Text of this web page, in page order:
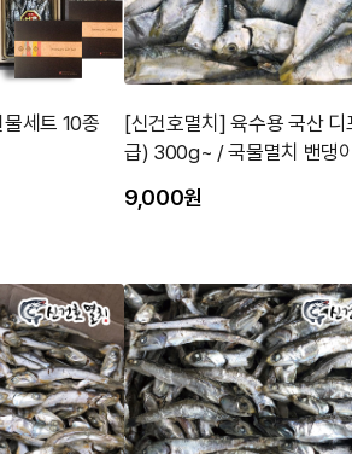
세트 10종
[신건호멸치] 육수용 국산 디
급) 300g~ / 국물멸치 밴댕이
9,000원